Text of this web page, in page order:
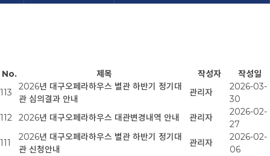
No. 제목 작성자
작성일
113
2026년 대구오페라하우스 별관 하반기 정기대
관 심의결과 안내
관리자
2026-03-
30
112
2026년 대구오페라하우스 대관변경내역 안내 관리자
2026-02-
27
111
2026년 대구오페라하우스 별관 하반기 정기대
관 신청안내
관리자
2026-02-
06